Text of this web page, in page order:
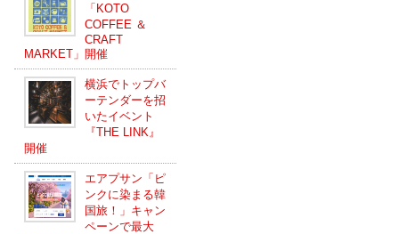
「KOTO
COFFEE ＆
CRAFT
MARKET」開催
横浜でトップバ
ーテンダーを招
いたイベント
『THE LINK』
開催
エアプサン「ピ
ンクに染まる韓
国旅！」キャン
ペーンで最大